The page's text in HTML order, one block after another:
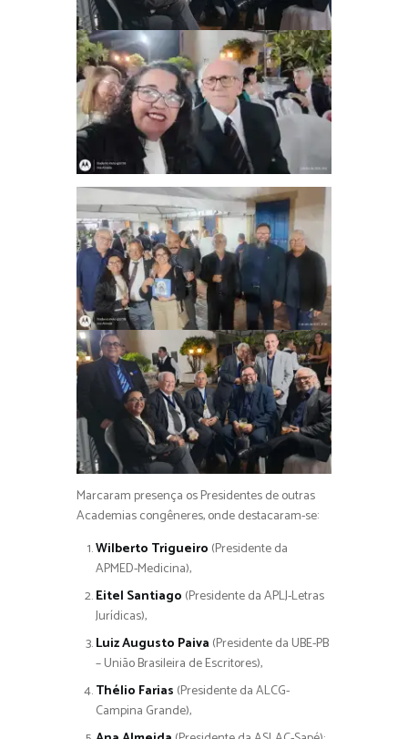
Marcaram presença os Presidentes de outras
Academias congêneres, onde destacaram-se:
Wilberto Trigueiro (Presidente da
APMED-Medicina),
Eitel Santiago (Presidente da APLJ-Letras
Jurídicas),
Luiz Augusto Paiva (Presidente da UBE-PB
– União Brasileira de Escritores),
Thélio Farias (Presidente da ALCG-
Campina Grande),